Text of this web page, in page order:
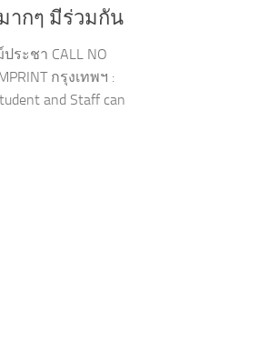
ากๆ มีร่วมกัน
ระชา CALL NO
กรุงเทพฯ :
and Staff can